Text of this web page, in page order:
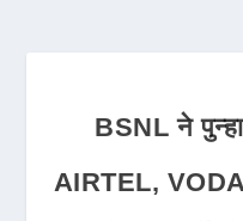
BSNL ने
AIRTEL,